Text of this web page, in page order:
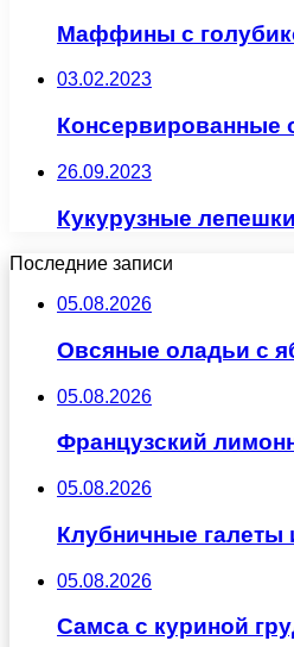
Маффины с
03.02.2023
Консервированные
26.09.2023
Кукурузные
Последние записи
05.08.2026
Овсяные оладьи с
05.08.2026
Французский
05.08.2026
Клубничные галеты
05.08.2026
Самса с куриной